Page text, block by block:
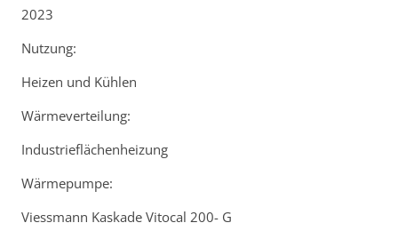
2023
Nutzung:
Heizen und Kühlen
Wärmeverteilung:
Industrieflächenheizung
Wärmepumpe:
Viessmann Kaskade Vitocal 200- G